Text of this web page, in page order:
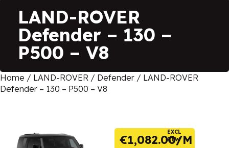
LAND-ROVER
Defender – 130 –
P500 – V8
Home / LAND-ROVER / Defender / LAND-ROVER
Defender – 130 – P500 – V8
€1,082.00
EXCL
BTW